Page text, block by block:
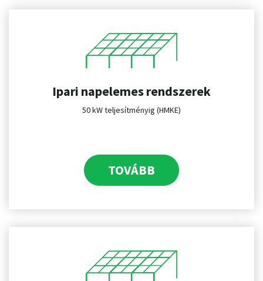
Ipari napelemes rendszerek
TOVÁBB
50 kW teljesítményig (HMKE)